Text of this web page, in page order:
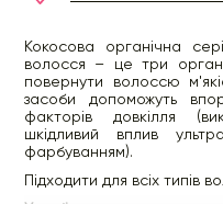
Кокосова органічна
волосся – це три
повернути волоссю
засоби допоможуть
факторів довкілля
шкідливий вплив
фарбуванням).
Підходити для всіх типів